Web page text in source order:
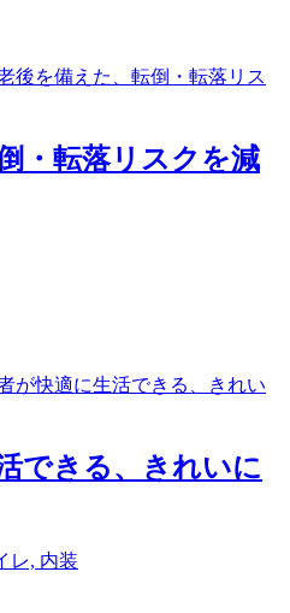
・転落リスクを減
できる、きれいに
レ, 内装